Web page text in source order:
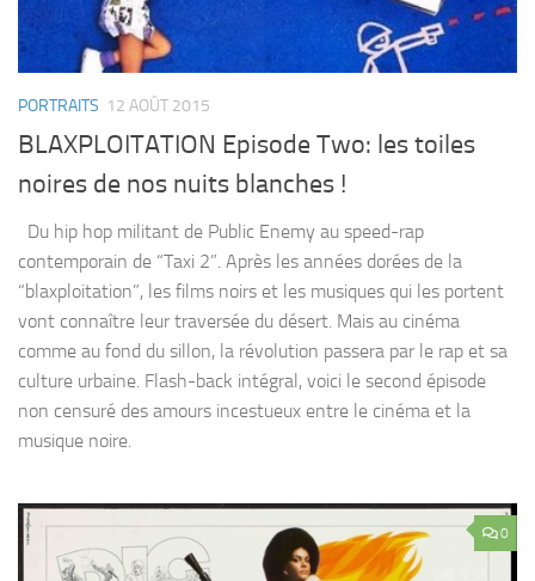
PORTRAITS 12 AOÛT 2015
BLAXPLOITATION Episode Two: les toiles
noires de nos nuits blanches !
Du hip hop militant de Public Enemy au speed-rap
contemporain de “Taxi 2”. Après les années dorées de la
“blaxploitation”, les films noirs et les musiques qui les portent
vont connaître leur traversée du désert. Mais au cinéma
comme au fond du sillon, la révolution passera par le rap et sa
culture urbaine. Flash-back intégral, voici le second épisode
non censuré des amours incestueux entre le cinéma et la
musique noire.
0